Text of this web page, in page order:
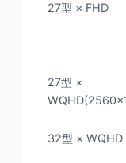
27型 × FHD
27型 ×
32型 × WQHD